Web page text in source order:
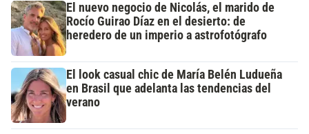
El nuevo negocio de Nicolás, el marido de
Rocío Guirao Díaz en el desierto: de
heredero de un imperio a astrofotógrafo
El look casual chic de María Belén Ludueña
en Brasil que adelanta las tendencias del
verano